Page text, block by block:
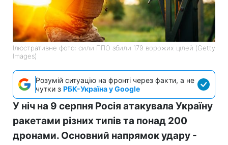
Ілюстративне фото: сили ППО збили 179 ворожих цілей (Getty
Images)
Розумій ситуацію на фронті через факти, а не
чутки з РБК-Україна у Google
У ніч на 9 серпня Росія атакувала Україну
ракетами різних типів та понад 200
дронами. Основний напрямок удару -